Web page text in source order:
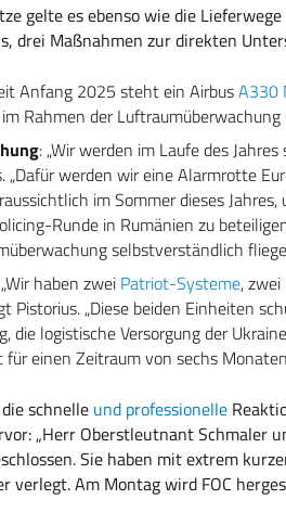
gelte es ebenso wie die
drei Maßnahmen zur direkten
Anfang 2025 steht ein AirbusA330
Rahmen der
: „Wir werden im Laufe des
„Dafür werden wir eine Alarmrotte
im Sommer dieses
Runde in Rumänien zu
selbstverständlich
haben zwei Patriot-Systeme,
Pistorius. „Diese beiden Einheiten
die logistische Versorgung der
für einen Zeitraum von sechs
schnelle und professionelle
„Herr Oberstleutnant Schmaler
Sie haben mit extrem
Am Montag wird FOC